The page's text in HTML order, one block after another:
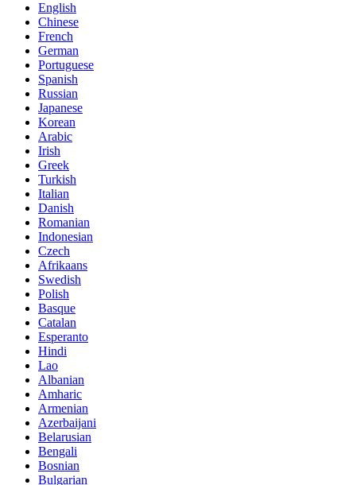
English
Chinese
French
German
Portuguese
Spanish
Russian
Japanese
Korean
Arabic
Irish
Greek
Turkish
Italian
Danish
Romanian
Indonesian
Czech
Afrikaans
Swedish
Polish
Basque
Catalan
Esperanto
Hindi
Lao
Albanian
Amharic
Armenian
Azerbaijani
Belarusian
Bengali
Bosnian
Bulgarian